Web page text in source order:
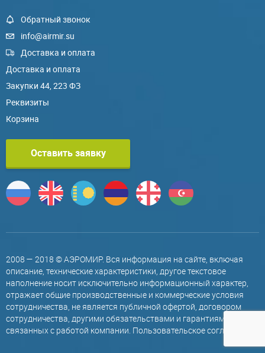
Обратный звонок
info@airmir.su
Доставка и оплата
Доставка и оплата
Закупки 44, 223 ФЗ
Реквизиты
Корзина
Оставить заявку
2008 — 2018 © АЭРОМИР. Вся информация на сайте, включая
описание, технические характеристики, другое текстовое
наполнение носит исключительно информационный характер,
отражает общие производственные и коммерческие условия
сотрудничества, не является публичной офертой, договором
сотрудничества, другими обязательствами и гарантиями,
связанных с работой компании. Пользовательское соглашение